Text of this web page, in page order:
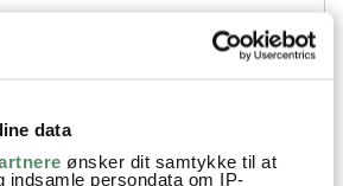
data
ønsker dit samtykke til at
indsamle persondata om IP-